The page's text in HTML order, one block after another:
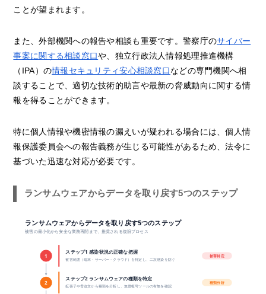
ことが望まれます。
また、外部機関への報告や相談も重要です。警察庁のサイバー
事案に関する相談窓口や、独立行政法人情報処理推進機構
（IPA）の情報セキュリティ安心相談窓口などの専門機関へ相
談することで、適切な技術的助言や最新の脅威動向に関する情
報を得ることができます。
特に個人情報や機密情報の漏えいが疑われる場合には、個人情
報保護委員会への報告義務が生じる可能性があるため、法令に
基づいた迅速な対応が必要です。
ランサムウェアからデータを取り戻す5つのステップ
ランサムウェアからデータを取り戻す5つのステップ
被害の最小化から安全な業務再開まで、推奨される復旧プロセス
1
ステップ1 感染状況の正確な把握
被害範囲（端末・サーバー・クラウド）を特定し、二次感染を防ぐ
被害特定
2
ステップ2 ランサムウェアの種類を特定
拡張子や脅迫文から種類を分析し、無償復号ツールの有無を確認
種類分析